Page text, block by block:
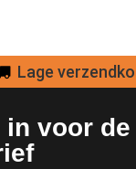
Lage
voor de